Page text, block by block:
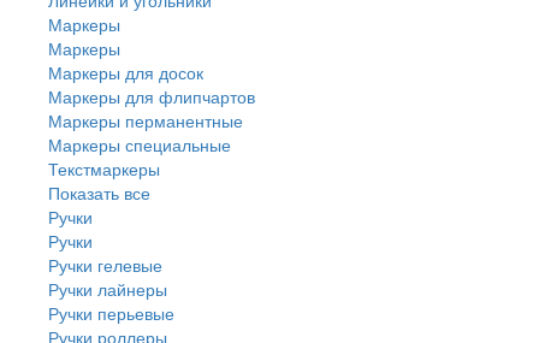
Маркеры
Маркеры
Маркеры для досок
Маркеры для флипчартов
Маркеры перманентные
Маркеры специальные
Текстмаркеры
Показать все
Ручки
Ручки
Ручки гелевые
Ручки лайнеры
Ручки перьевые
Ручки роллеры